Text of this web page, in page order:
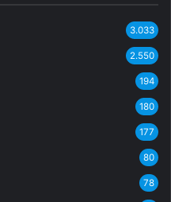
3.033
2.550
194
180
177
80
78